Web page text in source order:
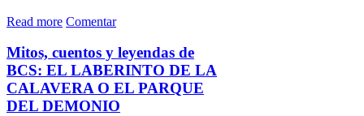
Read more Comentar
Mitos, cuentos y leyendas de
BCS: EL LABERINTO DE LA
CALAVERA O EL PARQUE
DEL DEMONIO